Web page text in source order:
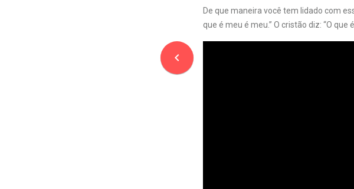
navigate_before
De que maneira você tem lidado com
que é meu é meu.” O cristão diz: “O que